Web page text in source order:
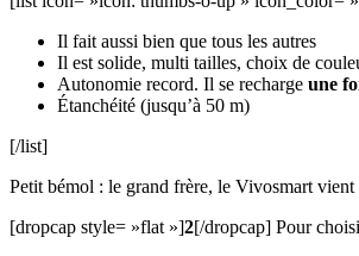
Il fait aussi bien que tous les autres
Il est solide, multi tailles, choix de
Autonomie record. Il se recharge une
Étanchéité (jusqu’à 50 m)
[/list]
Petit bémol : le grand frère, le Vivosmart
[dropcap style= »flat »]2[/dropcap] Pour